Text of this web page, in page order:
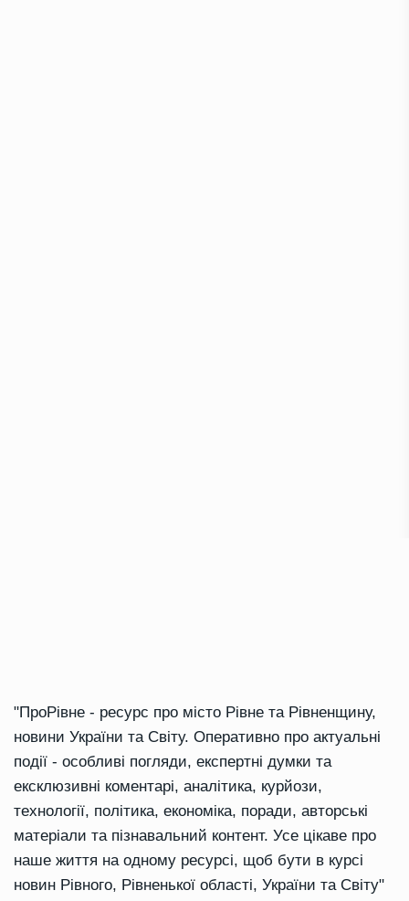
"ПроРівне - ресурс про місто Рівне та Рівненщину,
новини України та Світу. Оперативно про актуальні
події - особливі погляди, експертні думки та
ексклюзивні коментарі, аналітика, курйози,
технології, політика, економіка, поради, авторські
матеріали та пізнавальний контент. Усе цікаве про
наше життя на одному ресурсі, щоб бути в курсі
новин Рівного, Рівненької області, України та Світу"